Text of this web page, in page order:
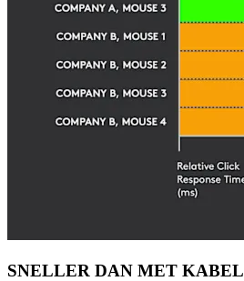
SNELLER DAN MET KABEL